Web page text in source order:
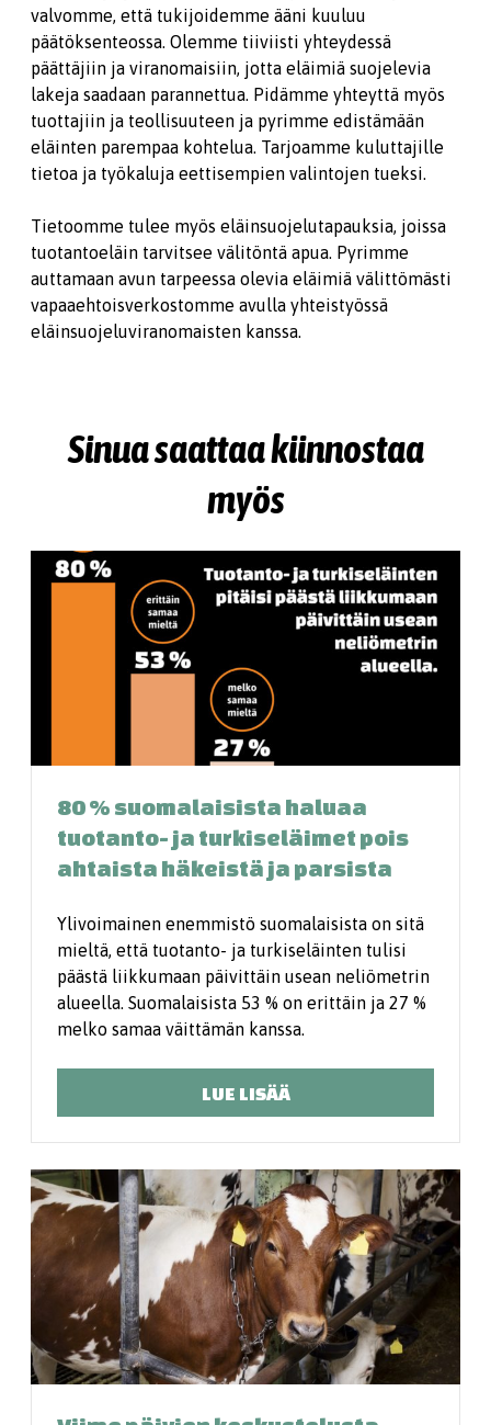
valvomme, että tukijoidemme ääni kuuluu
päätöksenteossa. Olemme tiiviisti yhteydessä
päättäjiin ja viranomaisiin, jotta eläimiä suojelevia
lakeja saadaan parannettua. Pidämme yhteyttä myös
tuottajiin ja teollisuuteen ja pyrimme edistämään
eläinten parempaa kohtelua. Tarjoamme kuluttajille
tietoa ja työkaluja eettisempien valintojen tueksi.
Tietoomme tulee myös eläinsuojelutapauksia, joissa
tuotantoeläin tarvitsee välitöntä apua. Pyrimme
auttamaan avun tarpeessa olevia eläimiä välittömästi
vapaaehtoisverkostomme avulla yhteistyössä
eläinsuojeluviranomaisten kanssa.
Sinua saattaa kiinnostaa
myös
80 % suomalaisista haluaa
tuotanto- ja turkiseläimet pois
ahtaista häkeistä ja parsista
Ylivoimainen enemmistö suomalaisista on sitä
mieltä, että tuotanto- ja turkiseläinten tulisi
päästä liikkumaan päivittäin usean neliömetrin
alueella. Suomalaisista 53 % on erittäin ja 27 %
melko samaa väittämän kanssa.
LUE LISÄÄ